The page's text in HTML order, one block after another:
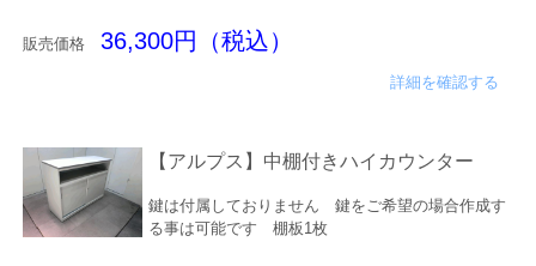
販売価格 36,300円（税込）
詳細を確認する
【アルプス】中棚付きハイカウンター
鍵は付属しておりません 鍵をご希望の場合作成す
る事は可能です 棚板1枚